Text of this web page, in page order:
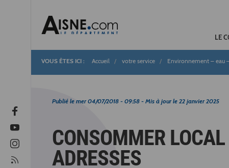
LE
Fil
d'Ariane
Accueil votre service Environnement – eau
Publié le mer 04/07/2018 - 09:58 - Mis à jour le 22 janvier 2025
CONSOMMER
ADRESSES